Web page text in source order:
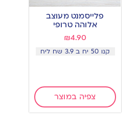
wishlist
פלייסמנט מעוצב
אלוהה טרופי
₪4.90
קנו 50 יח ב 3.9 שח ליח
צפיה במוצר